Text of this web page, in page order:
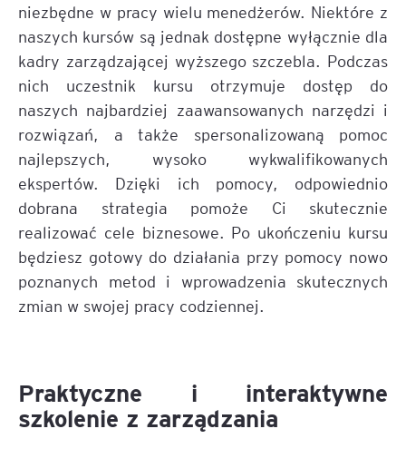
niezbędne w pracy wielu menedżerów. Niektóre z
naszych kursów są jednak dostępne wyłącznie dla
kadry zarządzającej wyższego szczebla. Podczas
nich uczestnik kursu otrzymuje dostęp do
naszych najbardziej zaawansowanych narzędzi i
rozwiązań, a także spersonalizowaną pomoc
najlepszych, wysoko wykwalifikowanych
ekspertów. Dzięki ich pomocy, odpowiednio
dobrana strategia pomoże Ci skutecznie
realizować cele biznesowe. Po ukończeniu kursu
będziesz gotowy do działania przy pomocy nowo
poznanych metod i wprowadzenia skutecznych
zmian w swojej pracy codziennej.
Praktyczne i interaktywne
szkolenie z zarządzania